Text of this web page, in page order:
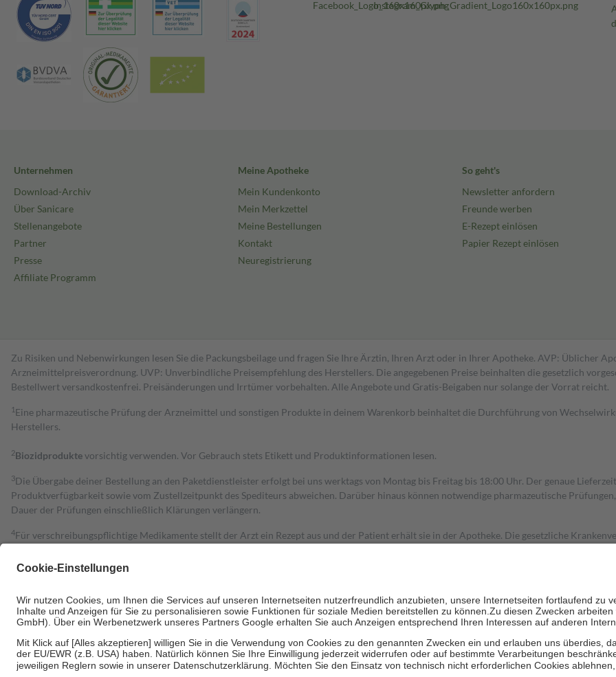
Unternehmen
Download-Archiv
Über Sanicare
Stellenangebote
Partner
Presse
Affiliate Programm
Meine Apotheke
Mein Kundenkonto
Mein Merkzettel
Meine Bestellungen
Kontakt
Neuregistrierung
So geht's
Newsletter anfordern
Freunde werben
E-Rezept einlösen
Papier Rezept einlösen
Zu Risiken und Nebenwirkungen lesen Sie die Packungsbeilage und fragen Sie Ihre Ärztin, Ihren Arzt oder in Ihrer Apotheke. AVP: Üblicher
Arzneimittelpreisverordnung. UVP: Unverbindliche Preisempfehlung des Herstellers. Die angegebenen Preise beinhalten die gesetzlich
Bestell­wert versand­kosten­frei. Preisänderungen und Irrtümer vorbehalten. Alle Angebote und Gratis-Beigaben nur solange der Vorrat reicht.
1 Eine pharmazeutische Prüfung der Arzneimittel und sonstigen Produkte in deinem Warenkorb beinhaltet die Durchführung von
Herstellers.
2Biozidproduktevorsichtig verwenden. Vor Gebrauch stets Etikett und Produktinformationen lesen.
3Die Übergabe deiner Bestellung an den Paketdienstleister erfolgt bei uns werktags von Montag bis Freitag bis 18:00 Uhr. Der genaue
Produktverfügbarkeit sowie vom Zustellzeitpunkt des Spediteurs abweichen. Darüber hinaus können notwendige pharmazeutische
Dauer der Prüfungen einschließlich Klärungen verlängern.
4Für verschreibungspflichtige Medikamente stellt der Arzt ein Rezept aus und der Patient erhält sie in der Apotheke. Die gesetzliche
Grundsätzlich leisten Mitglieder Zuzahlungen in Höhe von zehn Prozent des Abgabepreises,
Bei Heilmitteln und häuslicher Krankenpflege beträgt die Zuzahlung zehn Prozent der Kosten sowie zehn Euro je Verordnung.
Um das Engagement der Versicherten für ihre eigene Gesundheit zu stärken und die besondere Stellung der Familie zu unterstützen, fallen
• Untersuchungen zur Vorsorge und Früherkennung, die von der GKV getragen werden
• empfohlenen Schutzimpfungen